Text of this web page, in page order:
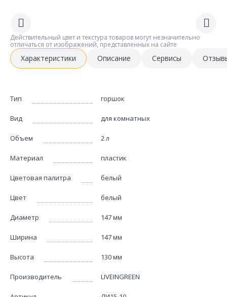
Действительный цвет и текстура товаров могут незначительно
отличаться от изображений, представленных на сайте
Характеристики Описание Сервисы
Тип горшок
Вид для комнатных
Объем 2 л
Материал пластик
Цветовая палитра белый
Цвет белый
Диаметр 147 мм
Ширина 147 мм
Высота 130 мм
Производитель LIVEINGREEN